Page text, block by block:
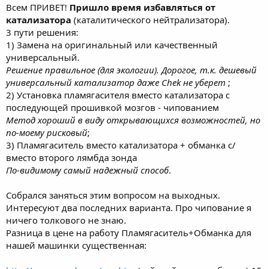
Всем ПРИВЕТ! Пришло время избавляться от
катализатора (каталитического нейтрализатора).
3 пути решения:
1) Замена на оригинальный или качественный
универсальный.
Решение правильное (для экологии). Дорогое, т.к. дешевый
универсальный катализатор даже Chek не уберет ;
2) Установка пламягасителя вместо катализатора с
последующей прошивкой мозгов - чипованием
Метод хороший в виду открывающихся возможностей, но
по-моему рисковый;
3) Пламягаситель вместо катализатора + обманка с/
вместо второго лямбда зонда
По-видимому самый надежный способ.
Собрался заняться этим вопросом на выходных.
Интересуют два последних варианта. Про чипование я
ничего толкового не знаю.
Разница в цене на работу Пламягаситель+Обманка для
нашей машинки существенная: